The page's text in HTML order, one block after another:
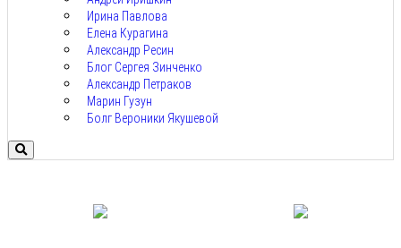
Ирина Павлова
Елена Курагина
Александр Ресин
Блог Сергея Зинченко
Александр Петраков
Марин Гузун
Болг Вероники Якушевой